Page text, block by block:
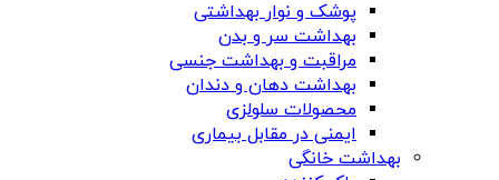
پوشک و نوار بهداشتی
بهداشت سر و بدن
مراقبت و بهداشت جنسی
بهداشت دهان و دندان
محصولات سلولزی
ایمنی در مقابل بیماری
بهداشت خانگی